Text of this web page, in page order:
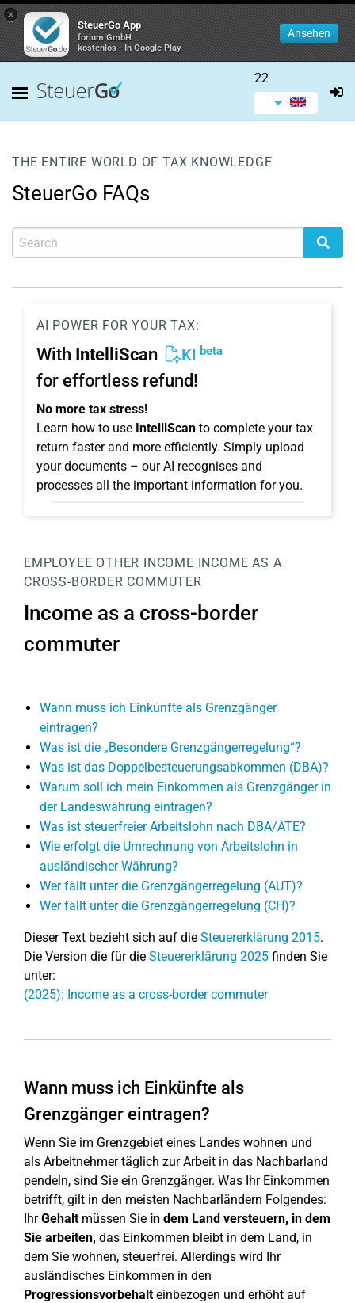
×
SteuerGo App
forium GmbH
kostenlos - In Google Play
Ansehen
22
THE ENTIRE WORLD OF TAX KNOWLEDGE
SteuerGo FAQs
AI POWER FOR YOUR TAX:
With IntelliScan KI beta
for effortless refund!
No more tax stress!
Learn how to use IntelliScan to complete your tax
return faster and more efficiently. Simply upload
your documents – our AI recognises and
processes all the important information for you.
EMPLOYEE OTHER INCOME INCOME AS A
CROSS-BORDER COMMUTER
Income as a cross-border
commuter
Wann muss ich Einkünfte als Grenzgänger
eintragen?
Was ist die „Besondere Grenzgängerregelung“?
Was ist das Doppelbesteuerungsabkommen (DBA)?
Warum soll ich mein Einkommen als Grenzgänger in
der Landeswährung eintragen?
Was ist steuerfreier Arbeitslohn nach DBA/ATE?
Wie erfolgt die Umrechnung von Arbeitslohn in
ausländischer Währung?
Wer fällt unter die Grenzgängerregelung (AUT)?
Wer fällt unter die Grenzgängerregelung (CH)?
Dieser Text bezieht sich auf die Steuererklärung 2015.
Die Version die für die Steuererklärung 2025 finden Sie
unter:
(2025): Income as a cross-border commuter
Wann muss ich Einkünfte als
Grenzgänger eintragen?
Wenn Sie im Grenzgebiet eines Landes wohnen und
als Arbeitnehmer täglich zur Arbeit in das Nachbarland
pendeln, sind Sie ein Grenzgänger. Was Ihr Einkommen
betrifft, gilt in den meisten Nachbarländern Folgendes:
IhrGehaltmüssen Sie in dem Land versteuern, in dem
Sie arbeiten, das Einkommen bleibt in dem Land, in
dem Sie wohnen, steuerfrei. Allerdings wird Ihr
ausländisches Einkommen in den
Progressionsvorbehalteinbezogen und erhöht auf